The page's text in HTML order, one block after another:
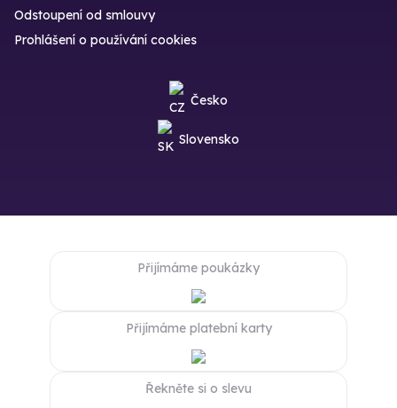
Odstoupení od smlouvy
Prohlášení o používání cookies
Česko
Slovensko
Přijímáme poukázky
Přijímáme platební karty
Řekněte si o slevu